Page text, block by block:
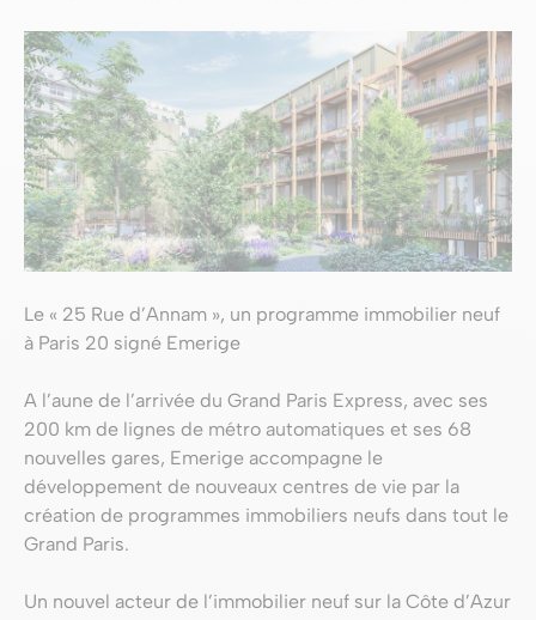
Le « 25 Rue d’Annam », un programme immobilier neuf
à Paris 20 signé Emerige
A l’aune de l’arrivée du Grand Paris Express, avec ses
200 km de lignes de métro automatiques et ses 68
nouvelles gares, Emerige accompagne le
développement de nouveaux centres de vie par la
création de programmes immobiliers neufs dans tout le
Grand Paris.
Un nouvel acteur de l’immobilier neuf sur la Côte d’Azur